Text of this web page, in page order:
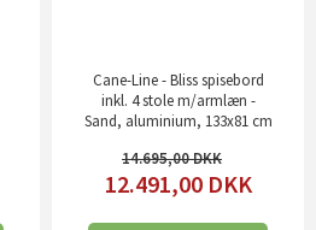
Cane-Line - Bliss spisebord
inkl. 4 stole m/armlæn -
Sand, aluminium, 133x81 cm
14.695,00
12.491,00 DKK